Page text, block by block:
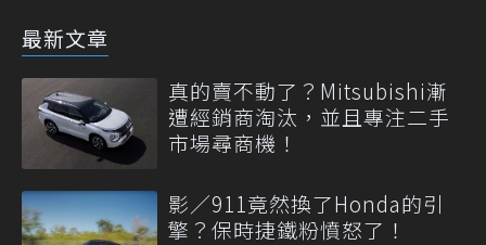
最新文章
真的賣不動了？Mitsubishi漸
遭經銷商淘汰，並且專注二手
市場尋商機！
影／911竟然換了Honda的引
擎？保時捷鐵粉憤怒了！